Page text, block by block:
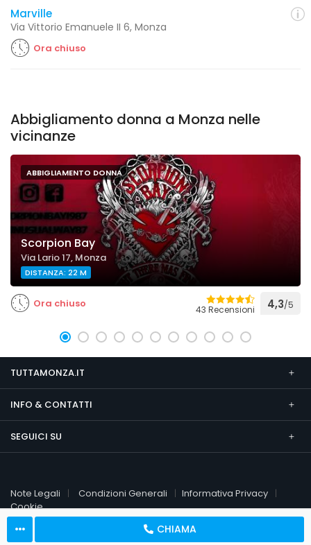
Marville
Via Vittorio Emanuele II 6, Monza
Ora chiuso
CHIAMA
Abbigliamento donna a Monza nelle
vicinanze
ABBIGLIAMENTO DONNA
Scorpion Bay
Via Lario 17, Monza
DISTANZA: 22 M
Ora chiuso 43 Recensioni 4,3/5
TUTTAMONZA.IT
INFO & CONTATTI
SEGUICI SU
Note Legali Condizioni Generali
Informativa Privacy
Cookie
© 2026 TuttaMonza.it